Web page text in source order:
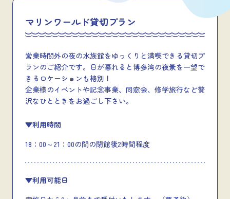
マリンワールド貸切プラン
営業時間外の夜の水族館をゆっくりと満喫できる貸切プ
ランのご紹介です。日が暮れると博多湾の夜景を一望で
きるロケーションも格別！
企業様のイベントや記念事業、同窓会、修学旅行など贅
沢なひとときをお過ごし下さい。
▼利用時間
18：00～21：00の間の閉館後2時間程度
▼利用可能日